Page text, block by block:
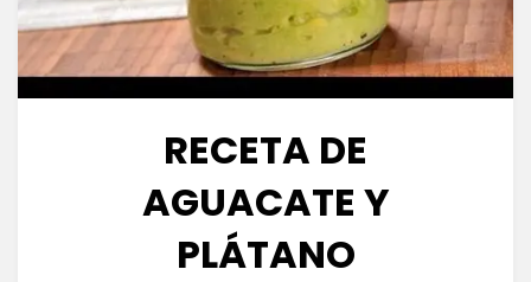
RECETA DE
AGUACATE Y
PLÁTANO